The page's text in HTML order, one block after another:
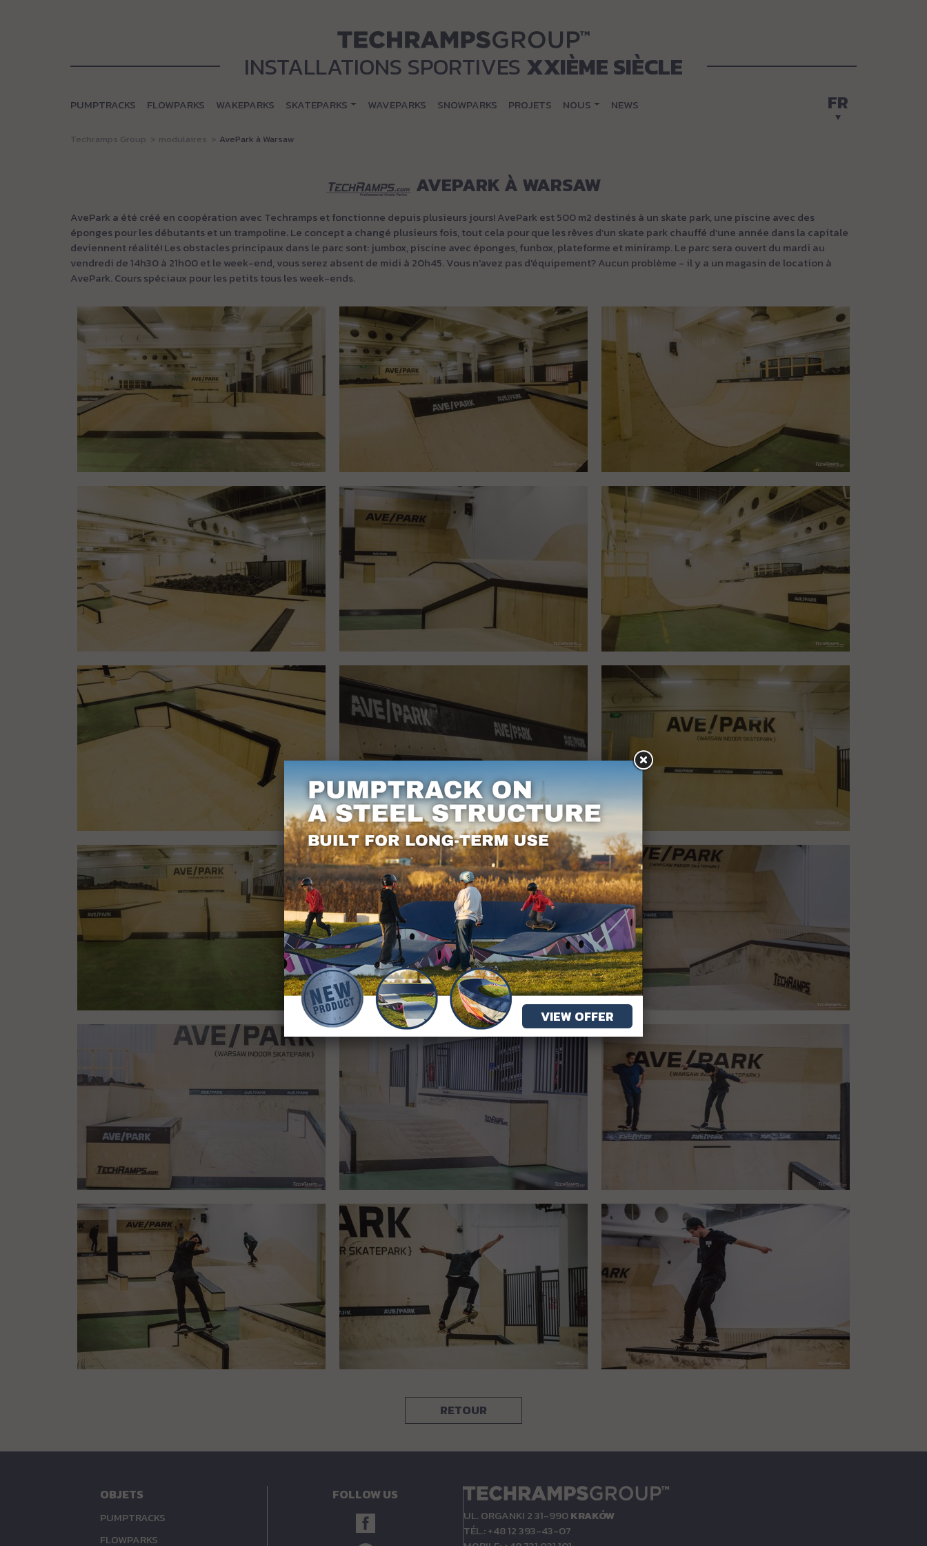
INSTALLATIONS SPORTIVES XXIÈME SIÈCLE
PUMPTRACKS FLOWPARKS WAKEPARKS SKATEPARKS WAVEPARKS SNOWPARKS PROJETS NOUS NEWS FR
Techramps Group modulaires AvePark à Warsaw
AVEPARK À WARSAW
AvePark a été créé en coopération avec Techramps et fonctionne depuis plusieurs jours! AvePark est 500 m2 destinés à un skate park, une piscine avec des
éponges pour les débutants et un trampoline. Le concept a changé plusieurs fois, tout cela pour que les rêves d’un skate park chauffé d’une année dans la capitale
deviennent réalité! Les obstacles principaux dans le parc sont: jumbox, piscine avec éponges, funbox, plateforme et miniramp. Le parc sera ouvert du mardi au
vendredi de 14h30 à 21h00 et le week-end, vous serez absent de midi à 20h45. Vous n'avez pas d'équipement? Aucun problème - il y a un magasin de location à
AvePark. Cours spéciaux pour les petits tous les week-ends.
RETOUR
OBJETS
PUMPTRACKS
FLOWPARKS
FOLLOW US
UL. ORGANKI 2 31-990KRAKÓW
TÉL.: +48 12 393-43-07
VIEW OFFER